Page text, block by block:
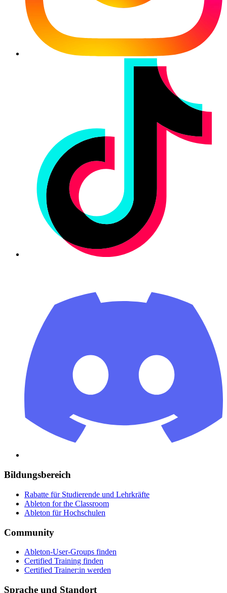
Bildungsbereich
Rabatte für Studierende und Lehrkräfte
Ableton for the Classroom
Ableton für Hochschulen
Community
Ableton-User-Groups finden
Certified Training finden
Certified Trainer:in werden
Sprache und Standort